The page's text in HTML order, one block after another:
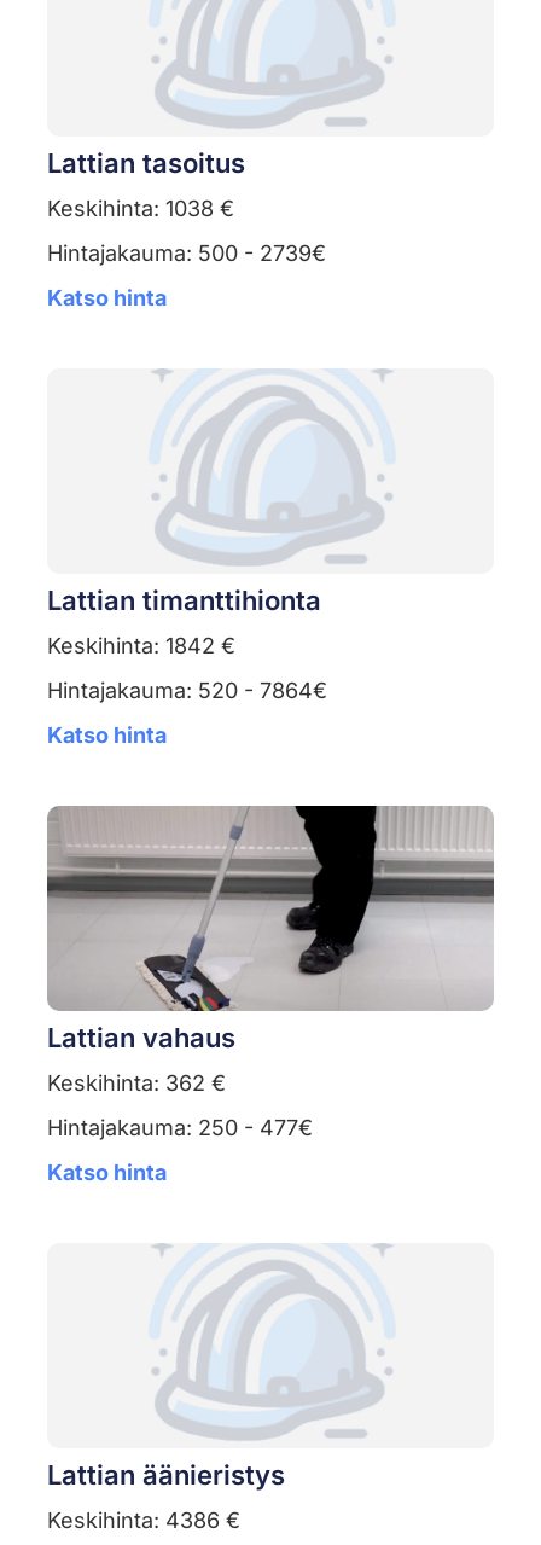
Lattian tasoitus
Keskihinta: 1038 €
Hintajakauma: 500 - 2739€
Katso hinta
Lattian timanttihionta
Keskihinta: 1842 €
Hintajakauma: 520 - 7864€
Katso hinta
Lattian vahaus
Keskihinta: 362 €
Hintajakauma: 250 - 477€
Katso hinta
Lattian äänieristys
Keskihinta: 4386 €